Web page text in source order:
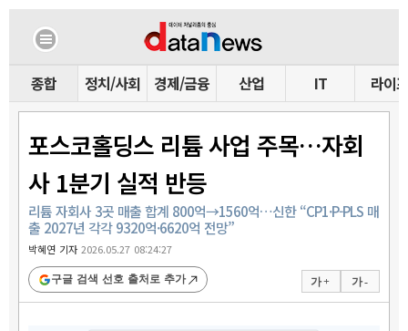
종합 정치/사회 경제/금융 산업 IT 라이프
포스코홀딩스 리튬 사업 주목…자회
사 1분기 실적 반등
리튬 자회사 3곳 매출 합계 800억→1560억…신한 “CP1·P-PLS 매
출 2027년 각각 9320억·6620억 전망”
박혜연 기자2026.05.27 08:24:27
가 + 가 -
구글 검색 선호 출처로 추가